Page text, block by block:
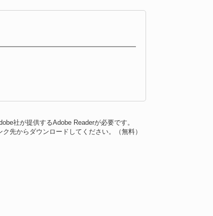
社が提供するAdobe Readerが必要です。
先からダウンロードしてください。（無料）